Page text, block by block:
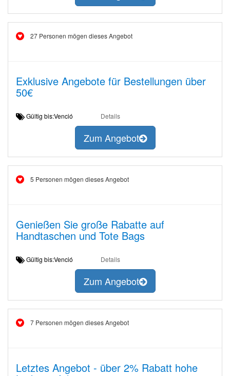
27 Personen mögen dieses Angebot
Exklusive Angebote für Bestellungen über
50€
Gültig bis:Venció Details
Zum Angebot
5 Personen mögen dieses Angebot
Genießen Sie große Rabatte auf
Handtaschen und Tote Bags
Gültig bis:Venció Details
Zum Angebot
7 Personen mögen dieses Angebot
Letztes Angebot - über 2% Rabatt hohe